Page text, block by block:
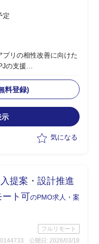
定
プリの相性改善に向けた
の支援
の検討と要件整理を担
における技術的な理解を
テークホルダーとの調整
中で主導的に改善案を提
料登録)
気になる
提案・設計推進
ート可のPMO求人・案
フルリモート
公開日: 2026/03/18